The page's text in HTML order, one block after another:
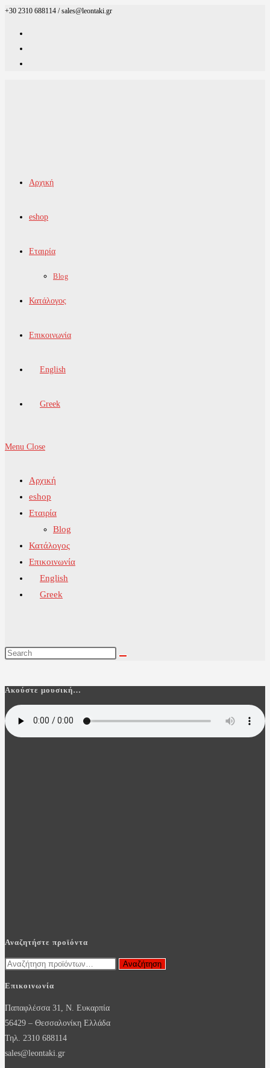
Skip
+30 2310 688114 / sales@leontaki.gr
Αρχική
eshop
Εταιρία
Blog
Κατάλογος
Επικοινωνία
English
Greek
Menu Close
Αρχική
eshop
Εταιρία
Blog
Κατάλογος
Επικοινωνία
English
Greek
Ακούστε μουσική…
Αναζητήστε προϊόντα
Αναζήτηση
Αναζήτηση
Επικοινωνία
Παπαφλέσσα 31, Ν. Ευκαρπία
56429 – Θεσσαλονίκη Ελλάδα
Τηλ. 2310 688114
sales@leontaki.gr